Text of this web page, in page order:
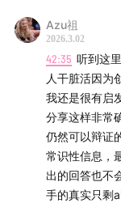
00:38:41 重轻做《
00:41:20读完宋代
Azu祖
2026.3.02
42:35 听到这
人干脏活因为
我还是很有启
分享这样非常确定的观点～ 当
仍然可以辩证
常识性信息，
出的回答也不
手的真实只剩